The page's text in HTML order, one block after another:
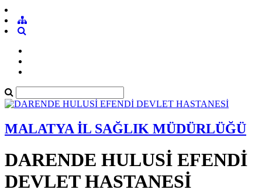
MALATYA İL SAĞLIK MÜDÜRLÜĞÜ
DARENDE HULUSİ EFENDİ
DEVLET HASTANESİ